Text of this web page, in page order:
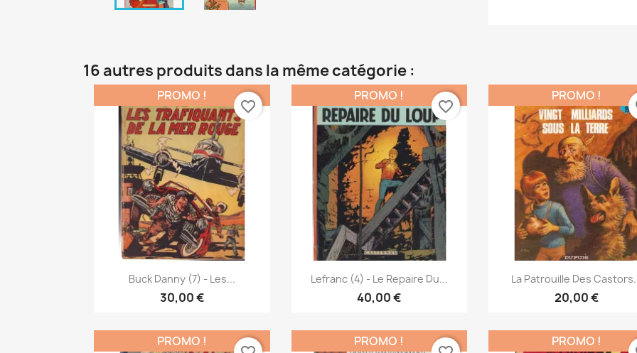
16 autres produits dans la même catégorie :
Aperçu rapide
Buck Danny (7) - Les...
30,00 €
PROMO !
favorite_border
Aperçu rapide
Lefranc (4) - Le Repaire Du...
40,00 €
PROMO !
favorite_border
Aperçu rapide
La Patrouille Des
20,00 €
PROMO !
PROMO !
PROMO ! PROMO !